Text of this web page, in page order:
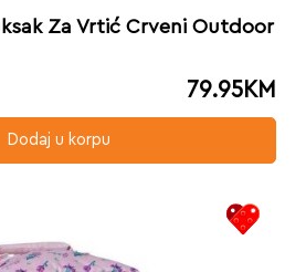
Za Vrtić Crveni Outdoor
79.95KM
Dodaj u korpu